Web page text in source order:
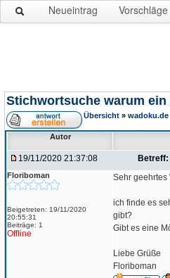
Neueintrag Vorschläge
Stichwortsuche warum
Übersicht » wadoku.de
Autor
19/11/2020 21:37:08 Betreff:
Floriboman
Beigetreten: 19/11/2020
20:55:31
Beiträge: 1
Offline
Sehr geehrtes
ich finde es
gibt?
Gibt es eine
Liebe Grüße
Floriboman